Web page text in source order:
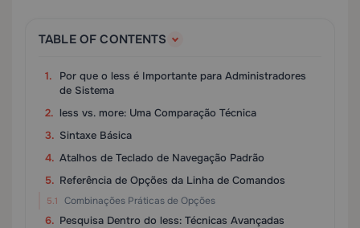
TABLE OF CONTENTS
Por que o less é Importante para Administradores
de Sistema
less vs. more: Uma Comparação Técnica
Sintaxe Básica
Atalhos de Teclado de Navegação Padrão
Referência de Opções da Linha de Comandos
Combinações Práticas de Opções
Pesquisa Dentro do less: Técnicas Avançadas